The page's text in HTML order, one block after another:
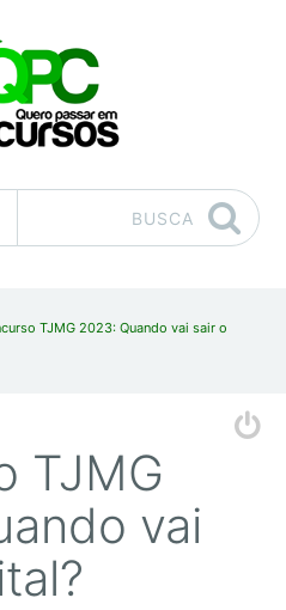
BUSCA
TJMG 2023: Quando vai sair o
TJMG
vai